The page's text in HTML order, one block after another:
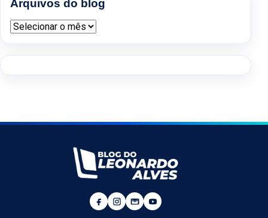
Arquivos do blog
Arquivos do blog